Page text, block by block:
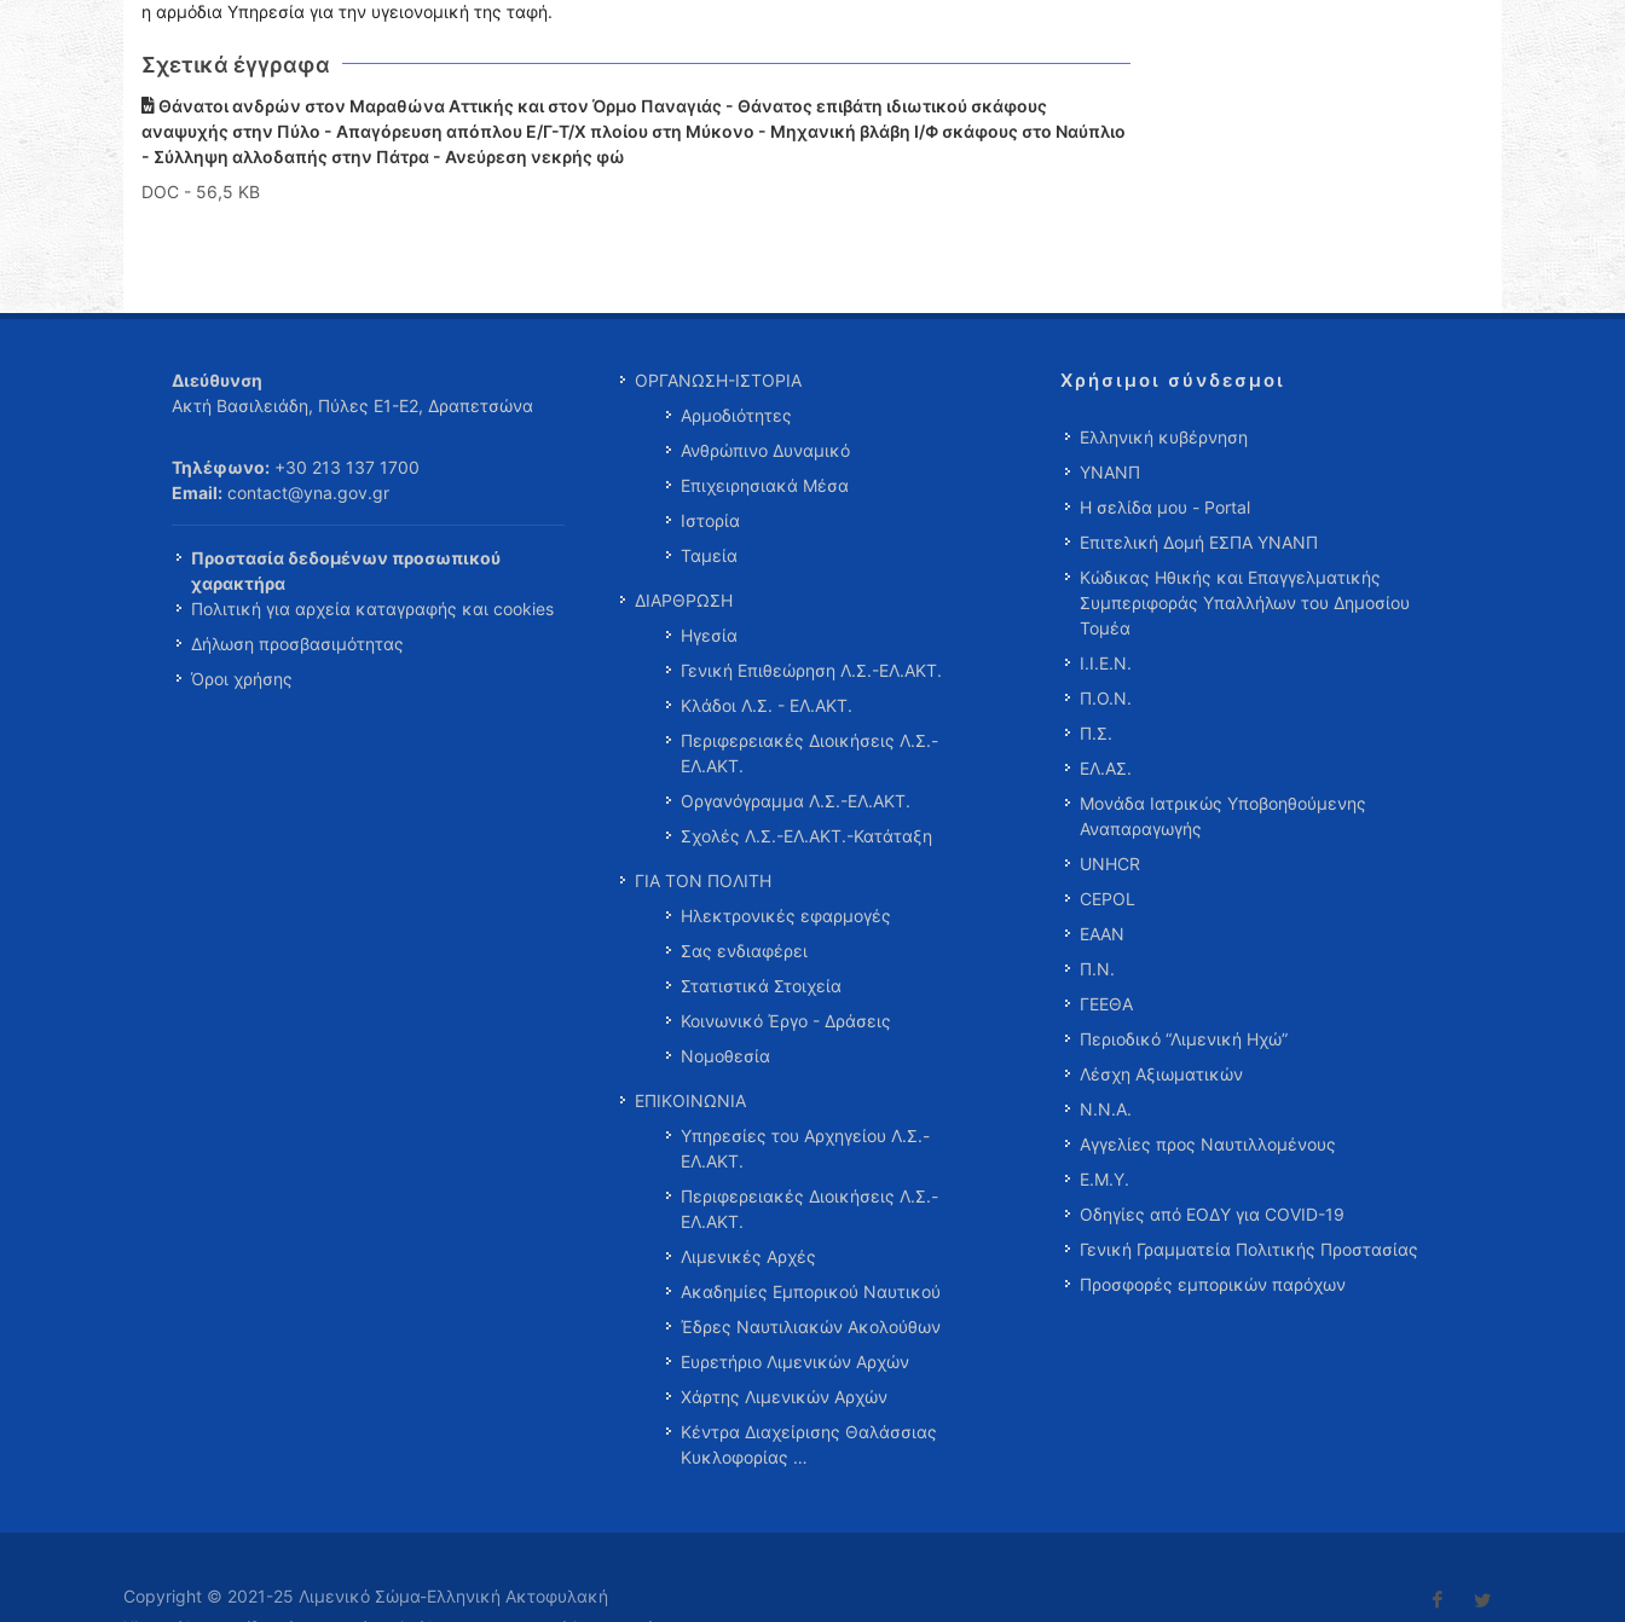
η αρμόδια Υπηρεσία για την υγειονομική της ταφή.
Σχετικά έγγραφα
Θάνατοι ανδρών στον Μαραθώνα Αττικής και στον Όρμο Παναγιάς - Θάνατος επιβάτη ιδιωτικού σκάφους
αναψυχής στην Πύλο - Απαγόρευση απόπλου Ε/Γ-Τ/Χ πλοίου στη Μύκονο - Μηχανική βλάβη Ι/Φ σκάφους στο Ναύπλιο
- Σύλληψη αλλοδαπής στην Πάτρα - Ανεύρεση νεκρής φώ
DOC - 56,5 KB
Διεύθυνση
Ακτή Βασιλειάδη, Πύλες Ε1-Ε2, Δραπετσώνα
Τηλέφωνο: +30 213 137 1700
Email: contact@yna.gov.gr
Προστασία δεδομένων προσωπικού
χαρακτήρα
Πολιτική για αρχεία καταγραφής και cookies
Δήλωση προσβασιμότητας
Όροι χρήσης
ΟΡΓΑΝΩΣΗ-ΙΣΤΟΡΙΑ
Αρμοδιότητες
Ανθρώπινο Δυναμικό
Επιχειρησιακά Μέσα
Ιστορία
Ταμεία
ΔΙΑΡΘΡΩΣΗ
Ηγεσία
Γενική Επιθεώρηση Λ.Σ.-ΕΛ.ΑΚΤ.
Κλάδοι Λ.Σ. - ΕΛ.ΑΚΤ.
Περιφερειακές Διοικήσεις Λ.Σ.-
ΕΛ.ΑΚΤ.
Οργανόγραμμα Λ.Σ.-ΕΛ.ΑΚΤ.
Σχολές Λ.Σ.-ΕΛ.ΑΚΤ.-Κατάταξη
ΓΙΑ ΤΟΝ ΠΟΛΙΤΗ
Ηλεκτρονικές εφαρμογές
Σας ενδιαφέρει
Στατιστικά Στοιχεία
Κοινωνικό Έργο - Δράσεις
Νομοθεσία
ΕΠΙΚΟΙΝΩΝΙΑ
Υπηρεσίες του Αρχηγείου Λ.Σ.-
ΕΛ.ΑΚΤ.
Περιφερειακές Διοικήσεις Λ.Σ.-
ΕΛ.ΑΚΤ.
Λιμενικές Αρχές
Ακαδημίες Εμπορικού Ναυτικού
Έδρες Ναυτιλιακών Ακολούθων
Ευρετήριο Λιμενικών Αρχών
Χάρτης Λιμενικών Αρχών
Κέντρα Διαχείρισης Θαλάσσιας
Κυκλοφορίας …
Χρήσιμοι σύνδεσμοι
Ελληνική κυβέρνηση
ΥΝΑΝΠ
Η σελίδα μου - Portal
Επιτελική Δομή ΕΣΠΑ ΥΝΑΝΠ
Κώδικας Ηθικής και Επαγγελματικής
Συμπεριφοράς Υπαλλήλων του Δημοσίου
Τομέα
Ι.Ι.Ε.Ν.
Π.Ο.Ν.
Π.Σ.
ΕΛ.ΑΣ.
Μονάδα Ιατρικώς Υποβοηθούμενης
Αναπαραγωγής
UNHCR
CEPOL
ΕΑΑΝ
Π.Ν.
ΓΕΕΘΑ
Περιοδικό “Λιμενική Ηχώ”
Λέσχη Αξιωματικών
Ν.Ν.Α.
Αγγελίες προς Ναυτιλλομένους
Ε.Μ.Υ.
Οδηγίες από ΕΟΔΥ για COVID-19
Γενική Γραμματεία Πολιτικής Προστασίας
Προσφορές εμπορικών παρόχων
Copyright © 2021-25 Λιμενικό Σώμα-Ελληνική Ακτοφυλακή